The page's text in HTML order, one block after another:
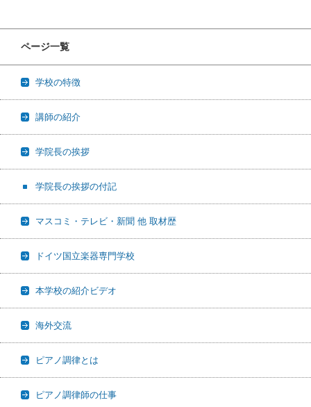
ページ一覧
学校の特徴
講師の紹介
学院長の挨拶
学院長の挨拶の付記
マスコミ・テレビ・新聞 他 取材歴
ドイツ国立楽器専門学校
本学校の紹介ビデオ
海外交流
ピアノ調律とは
ピアノ調律師の仕事